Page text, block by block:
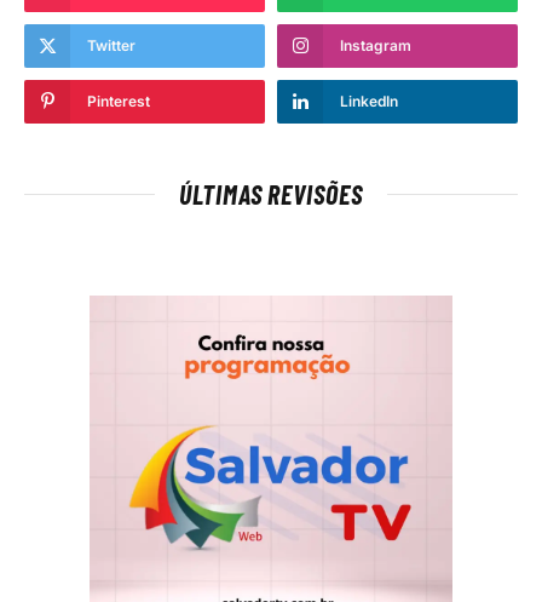
Twitter Instagram
Pinterest LinkedIn
ÚLTIMAS REVISÕES